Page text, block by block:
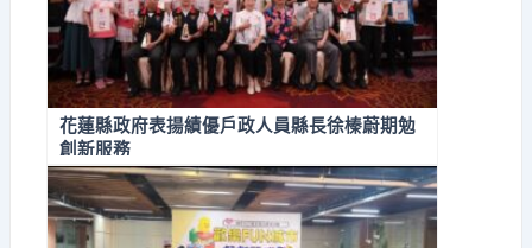
花蓮縣政府表揚績優戶政人員縣長徐榛蔚期勉
創新服務